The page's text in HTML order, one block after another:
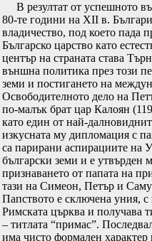
В резултат от успешното
80-те години на ХII в.
владичество, под което пада
Българско царство като
център на страната става
външна политика през този
земи и постигането на
Освободителното дело на
по-малък брат цар Калоян
като един от най-
изкусната му дипломация с
са парирани аспирациите на
български земи и е утвърден
признаването от папата на
тази на Симеон, Петър и
Папството е сключена уния, с
Римската църква и получава
– титлата “примас”.
има чисто формален характер